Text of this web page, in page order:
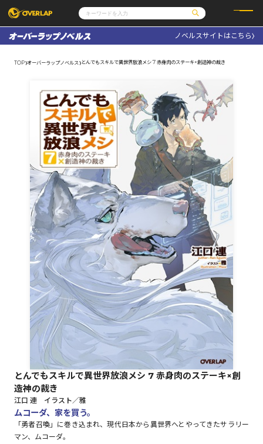
コミックガルド
コミッククリエ
文庫
ノベルス
コミックエッセイ
ポケットモンスター
アニメ
ゲーム
通販・NEWS
OVERLAP STORE
オーバーラップ広報室
企業
会社概要
採用情報
アクセス
オーバーラップホールディングス
お問い合わせはこちら
オーバーラップ文庫
オーバーラップノベルス
オーバーラップノベルスf
ロサージュノベルス
コミックガルド
ノベルスサイトはこちら
TOP オーバーラップノベルス とんでもスキルで異世界放浪メシ 7 赤身肉のステーキ×創造神の裁き
とんでもスキルで異世界放浪メシ 7 赤身肉のステーキ×創
造神の裁き
江口 連 イラスト／雅
ムコーダ、家を買う。
「勇者召喚」に巻き込まれ、現代日本から異世界へとやってきたサラリー
マン、ムコーダ。